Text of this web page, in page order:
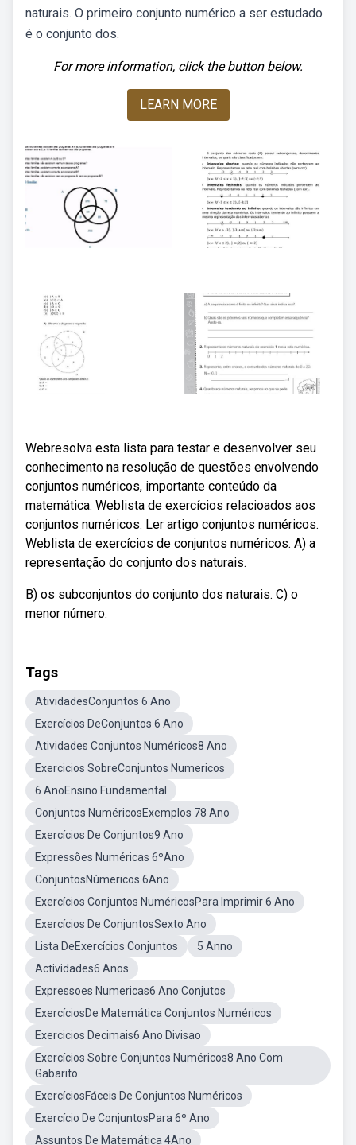
naturais. O primeiro conjunto numérico a ser estudado
é o conjunto dos.
For more information, click the button below.
LEARN MORE
Webresolva esta lista para testar e desenvolver seu
conhecimento na resolução de questões envolvendo
conjuntos numéricos, importante conteúdo da
matemática. Weblista de exercícios relacioados aos
conjuntos numéricos. Ler artigo conjuntos numéricos.
Weblista de exercícios de conjuntos numéricos. A) a
representação do conjunto dos naturais.
B) os subconjuntos do conjunto dos naturais. C) o
menor número.
Tags
AtividadesConjuntos 6 Ano
Exercícios DeConjuntos 6 Ano
Atividades Conjuntos Numéricos8 Ano
Exercicios SobreConjuntos Numericos
6 AnoEnsino Fundamental
Conjuntos NuméricosExemplos 78 Ano
Exercícios De Conjuntos9 Ano
Expressões Numéricas 6ºAno
ConjuntosNúmericos 6Ano
Exercícios Conjuntos NuméricosPara Imprimir 6 Ano
Exercícios De ConjuntosSexto Ano
Lista DeExercícios Conjuntos
5 Anno
Actividades6 Anos
Expressoes Numericas6 Ano Conjutos
ExercíciosDe Matemática Conjuntos Numéricos
Exercicios Decimais6 Ano Divisao
Exercícios Sobre Conjuntos Numéricos8 Ano Com
Gabarito
ExercíciosFáceis De Conjuntos Numéricos
Exercício De ConjuntosPara 6º Ano
Assuntos De Matemática 4Ano